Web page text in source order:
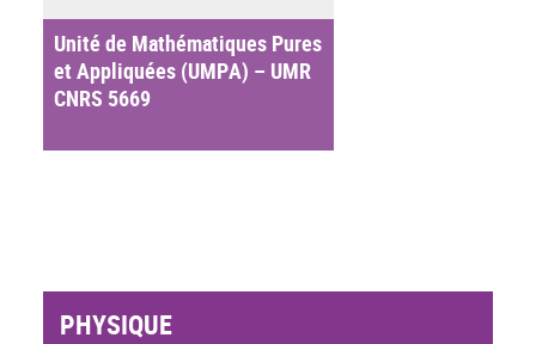
Unité de Mathématiques Pures
et Appliquées (UMPA) – UMR
CNRS 5669
PHYSIQUE